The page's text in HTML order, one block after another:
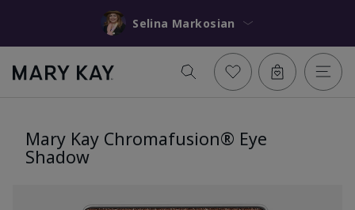
Selina Markosian
Mary Kay Chromafusion® Eye
Shadow